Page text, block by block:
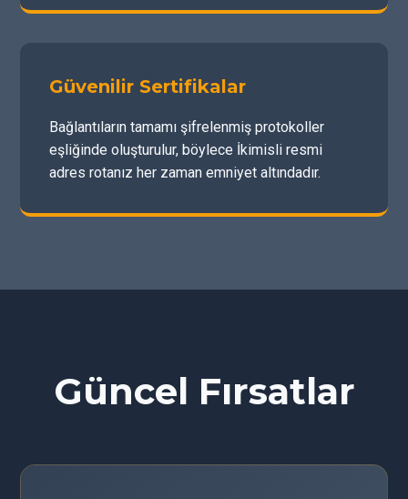
Güvenilir Sertifikalar
Bağlantıların tamamı şifrelenmiş protokoller
eşliğinde oluşturulur, böylece İkimisli resmi
adres rotanız her zaman emniyet altındadır.
Güncel Fırsatlar